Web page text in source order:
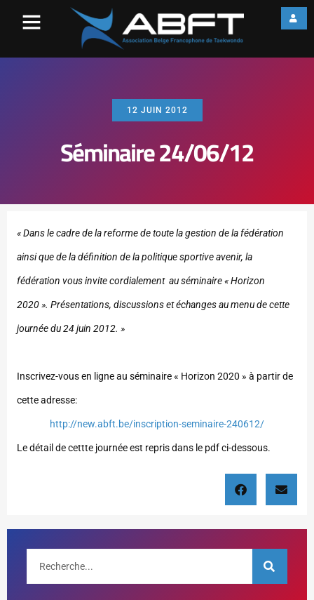
12 JUIN 2012
Séminaire 24/06/12
« Dans le cadre de la reforme de toute la gestion de la fédération
ainsi que de la définition de la politique sportive avenir, la
fédération vous invite cordialement au séminaire « Horizon
2020 ». Présentations, discussions et échanges au menu de cette
journée du 24 juin 2012. »
Inscrivez-vous en ligne au séminaire « Horizon 2020 » à partir de
cette adresse:
http://new.abft.be/inscription-seminaire-240612/
Le détail de cettte journée est repris dans le pdf ci-dessous.